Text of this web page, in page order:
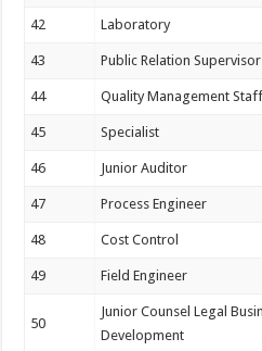
42 Laboratory
43 Public Relation Supervisor
44 Quality Management Staff
45 Specialist
46 Junior Auditor
47 Process Engineer
48 Cost Control
49 Field Engineer
50
Junior Counsel Legal
Development